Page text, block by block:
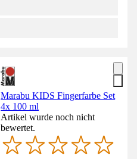
Marabu KIDS Fingerfarbe Set
4x 100 ml
Artikel wurde noch nicht
bewertet.